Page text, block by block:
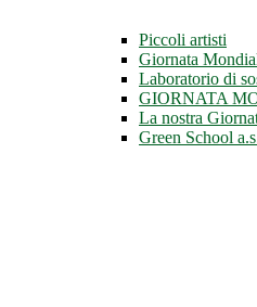
Piccoli artisti
Giornata
Laboratorio di
GIORNATA
La nostra
Green School